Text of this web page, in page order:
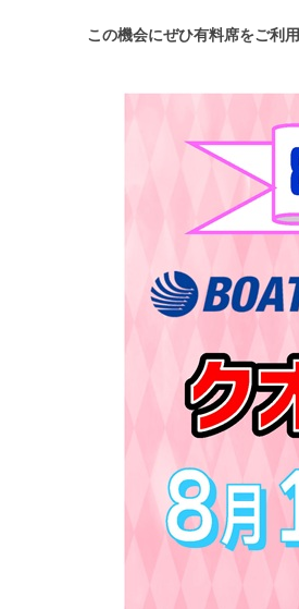
この機会にぜひ有料席をご利